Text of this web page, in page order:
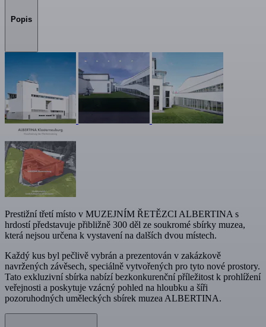
Popis
Prestižní třetí místo v MUZEJNÍM ŘETĚZCI ALBERTINA s
hrdostí představuje přibližně 300 děl ze soukromé sbírky muzea,
která nejsou určena k vystavení na dalších dvou místech.
Každý kus byl pečlivě vybrán a prezentován v zakázkově
navržených závěsech, speciálně vytvořených pro tyto nové prostory.
Tato exkluzivní sbírka nabízí bezkonkurenční příležitost k prohlížení
veřejnosti a poskytuje vzácný pohled na hloubku a šíři
pozoruhodných uměleckých sbírek muzea ALBERTINA.